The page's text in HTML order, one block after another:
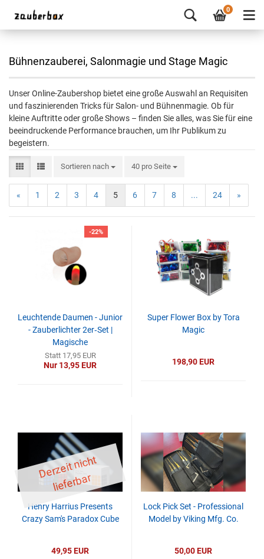
0
Bühnenzauberei, Salonmagie und Stage Magic
Unser Online-Zaubershop bietet eine große Auswahl an Requisiten
und faszinierenden Tricks für Salon- und Bühnenmagie. Ob für
kleine Auftritte oder große Shows – finden Sie alles, was Sie für eine
beeindruckende Performance brauchen, um Ihr Publikum zu
begeistern.
Sortieren nach 40 pro Seite
« 1 2 3 4 5 6 7 8 ... 24 »
-22%
Leuchtende Daumen - Junior
- Zauberlichter 2er‑Set |
Magische
LED‑Daumenspitzen für
verblüffende Lichteffekte
Statt 17,95 EUR
Nur 13,95 EUR
Super Flower Box by Tora
Magic
198,90 EUR
D
er
z
eit
ni
c
ht
li
ef
er
b
ar
Henry Harrius Presents
Crazy Sam's Paradox Cube
49,95 EUR
Lock Pick Set - Professional
Model by Viking Mfg. Co.
50,00 EUR